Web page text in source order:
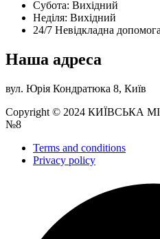
Субота: Вихідний
Нeділя: Вихідний
24/7 Невідкладна допомога
Наша адреса
вул. Юрія Кондратюка 8, Київ
Copyright © 2024 КИЇВСЬКА
№8
Terms and conditions
Privacy policy